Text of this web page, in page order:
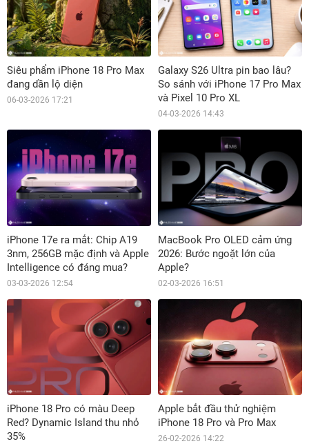
Siêu phẩm iPhone 18 Pro Max
đang dần lộ diện
06-03-2026 17:21
Galaxy S26 Ultra pin bao lâu?
So sánh với iPhone 17 Pro Max
và Pixel 10 Pro XL
04-03-2026 14:43
iPhone 17e ra mắt: Chip A19
3nm, 256GB mặc định và Apple
Intelligence có đáng mua?
03-03-2026 12:54
MacBook Pro OLED cảm ứng
2026: Bước ngoặt lớn của
Apple?
02-03-2026 16:51
iPhone 18 Pro có màu Deep
Red? Dynamic Island thu nhỏ
35%
Apple bắt đầu thử nghiệm
iPhone 18 Pro và Pro Max
26-02-2026 14:22